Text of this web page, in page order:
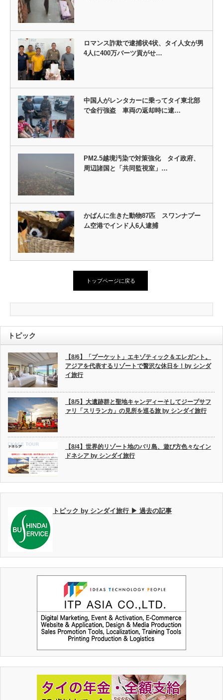
ロマンス詐欺で逮捕状4状、タイ人女が男
4人に400万バーツ貢がせ…
中国人がレンタカーに乗ってタイ東北部
で金行強盗 車両の返却時に逮…
PM2.5越境汚染で対策強化 タイ政府、
周辺諸国と「共同監視室」…
かばんに生きた動物87匹 スワンナプー
ム空港でインド人6人逮捕
トップページに戻る
トピック
【8/6】「プーケット」エキゾティック＆エレガント。
アジアを代表するリゾートで贅沢な休日を！by シンダ
イ旅行
【8/5】大遺跡群と聖地キャンディーそしてジープサフ
ァリ「スリランカ」の見所を巡る旅 by シンダイ旅行
【8/4】世界的リゾート地のバリ島、遊び方色々なイン
ドネシア by シンダイ旅行
トピック by シンダイ旅行 ▶ 過去の記事